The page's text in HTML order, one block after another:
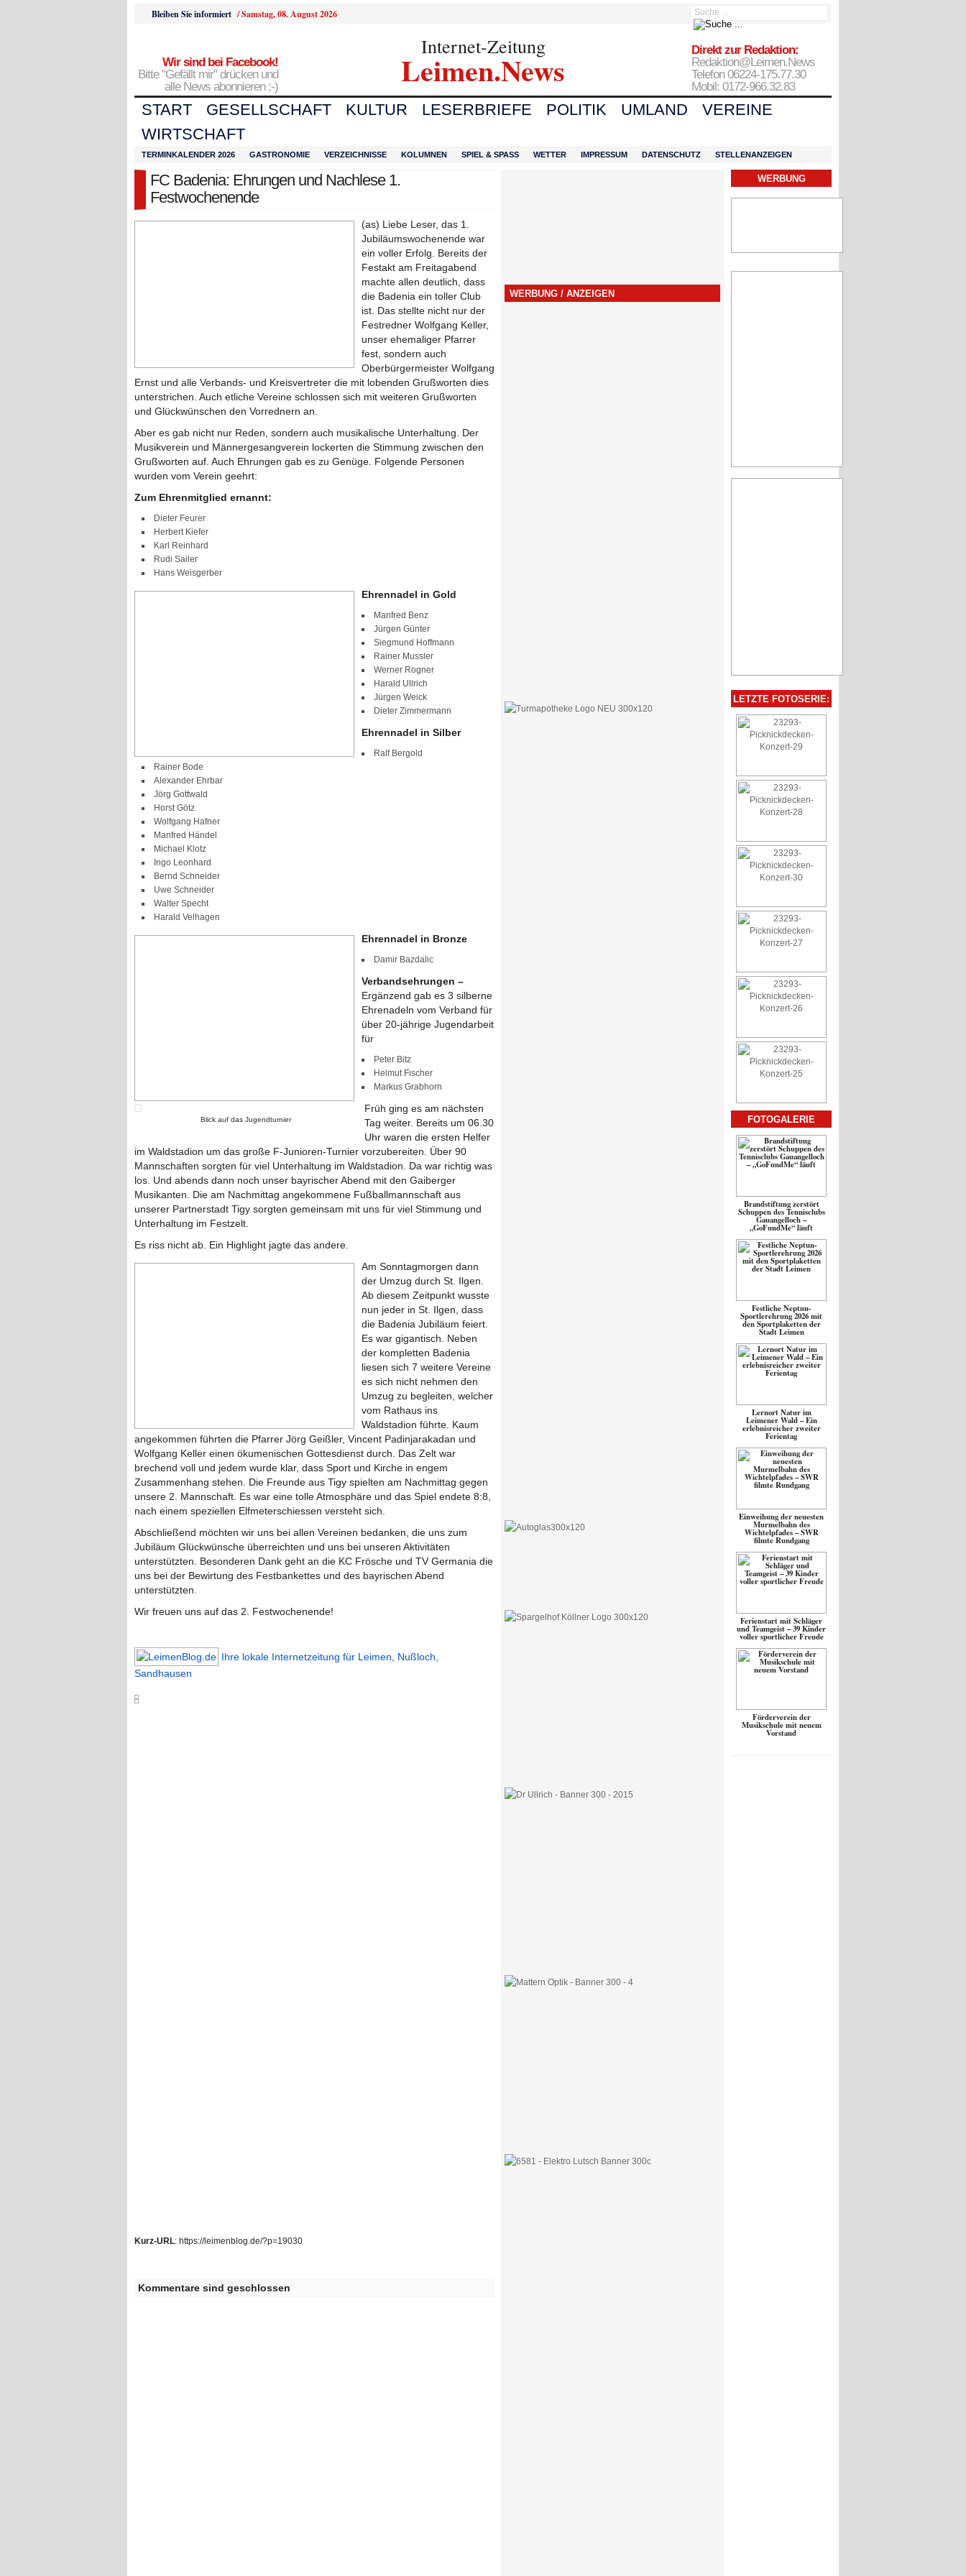
Bleiben Sie informiert /Samstag, 08. August 2026
Wir sind bei Facebook!
Bitte "Gefällt mir" drücken und
alle News abonnieren ;-)
Internet-Zeitung
Leimen.News
Direkt zur Redaktion:
Redaktion@Leimen.News
Telefon 06224-175.77.30
Mobil: 0172-966.32.83
START GESELLSCHAFT KULTUR LESERBRIEFE POLITIK UMLAND
VEREINE
WIRTSCHAFT
TERMINKALENDER 2026 GASTRONOMIE VERZEICHNISSE KOLUMNEN SPIEL & SPASS WETTER IMPRESSUM DATENSCHUTZ STELLENANZEIGEN
FC Badenia: Ehrungen und Nachlese 1.
Festwochenende
(as) Liebe Leser, das 1.
Jubiläumswochenende war
ein voller Erfolg. Bereits der
Festakt am Freitagabend
machte allen deutlich, dass
die Badenia ein toller Club
ist. Das stellte nicht nur der
Festredner Wolfgang Keller,
unser ehemaliger Pfarrer
fest, sondern auch
Oberbürgermeister Wolfgang
Ernst und alle Verbands- und Kreisvertreter die mit lobenden Grußworten dies
unterstrichen. Auch etliche Vereine schlossen sich mit weiteren Grußworten
und Glückwünschen den Vorrednern an.
Aber es gab nicht nur Reden, sondern auch musikalische Unterhaltung. Der
Musikverein und Männergesangverein lockerten die Stimmung zwischen den
Grußworten auf. Auch Ehrungen gab es zu Genüge. Folgende Personen
wurden vom Verein geehrt:
Zum Ehrenmitglied ernannt:
Dieter Feurer
Herbert Kiefer
Karl Reinhard
Rudi Sailer
Hans Weisgerber
Ehrennadel in Gold
Manfred Benz
Jürgen Günter
Siegmund Hoffmann
Rainer Mussler
Werner Rogner
Harald Ullrich
Jürgen Weick
Dieter Zimmermann
Ehrennadel in Silber
Ralf Bergold
Rainer Bode
Alexander Ehrbar
Jörg Gottwald
Horst Götz
Wolfgang Hafner
Manfred Händel
Michael Klotz
Ingo Leonhard
Bernd Schneider
Uwe Schneider
Walter Specht
Harald Velhagen
Ehrennadel in Bronze
Damir Bazdalic
Verbandsehrungen –
Ergänzend gab es 3 silberne
Ehrenadeln vom Verband für
über 20-jährige Jugendarbeit
für
Peter Bitz
Helmut Fischer
Markus Grabhorn
Blick auf das Jugendturnier
Früh ging es am nächsten
Tag weiter. Bereits um 06.30
Uhr waren die ersten Helfer
im Waldstadion um das große F-Junioren-Turnier vorzubereiten. Über 90
Mannschaften sorgten für viel Unterhaltung im Waldstadion. Da war richtig was
los. Und abends dann noch unser bayrischer Abend mit den Gaiberger
Musikanten. Die am Nachmittag angekommene Fußballmannschaft aus
unserer Partnerstadt Tigy sorgten gemeinsam mit uns für viel Stimmung und
Unterhaltung im Festzelt.
Es riss nicht ab. Ein Highlight jagte das andere.
Am Sonntagmorgen dann
der Umzug durch St. Ilgen.
Ab diesem Zeitpunkt wusste
nun jeder in St. Ilgen, dass
die Badenia Jubiläum feiert.
Es war gigantisch. Neben
der kompletten Badenia
liesen sich 7 weitere Vereine
es sich nicht nehmen den
Umzug zu begleiten, welcher
vom Rathaus ins
Waldstadion führte. Kaum
angekommen führten die Pfarrer Jörg Geißler, Vincent Padinjarakadan und
Wolfgang Keller einen ökumenischen Gottesdienst durch. Das Zelt war
brechend voll und jedem wurde klar, dass Sport und Kirche in engem
Zusammenhang stehen. Die Freunde aus Tigy spielten am Nachmittag gegen
unsere 2. Mannschaft. Es war eine tolle Atmosphäre und das Spiel endete 8:8,
nach einem speziellen Elfmeterschiessen versteht sich.
Abschließend möchten wir uns bei allen Vereinen bedanken, die uns zum
Jubiläum Glückwünsche überreichten und uns bei unseren Aktivitäten
unterstützten. Besonderen Dank geht an die KC Frösche und TV Germania die
uns bei der Bewirtung des Festbankettes und des bayrischen Abend
unterstützten.
Wir freuen uns auf das 2. Festwochenende!
Ihre lokale Internetzeitung für Leimen, Nußloch,
Sandhausen
Kurz-URL: https://leimenblog.de/?p=19030
Kommentare sind geschlossen
WERBUNG / ANZEIGEN
WERBUNG
LETZTE FOTOSERIE:
FOTOGALERIE
Brandstiftung zerstört
Schuppen des Tennisclubs
Gauangelloch –
„GoFundMe“ läuft
Festliche Neptun-
Sportlerehrung 2026 mit
den Sportplaketten der
Stadt Leimen
Lernort Natur im
Leimener Wald – Ein
erlebnisreicher zweiter
Ferientag
Einweihung der neuesten
Murmelbahn des
Wichtelpfades – SWR
filmte Rundgang
Ferienstart mit Schläger
und Teamgeist – 39 Kinder
voller sportlicher Freude
Förderverein der
Musikschule mit neuem
Vorstand